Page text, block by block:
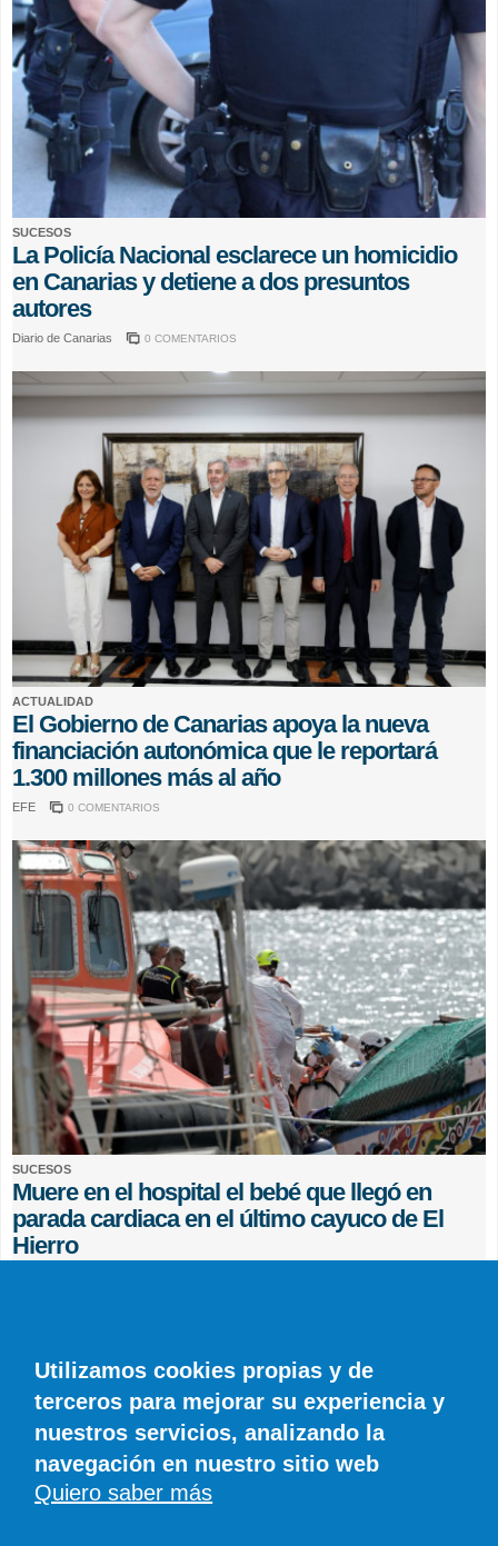
SUCESOS
La Policía Nacional esclarece un homicidio
en Canarias y detiene a dos presuntos
autores
Diario de Canarias 0 COMENTARIOS
ACTUALIDAD
El Gobierno de Canarias apoya la nueva
financiación autonómica que le reportará
1.300 millones más al año
EFE 0 COMENTARIOS
SUCESOS
Muere en el hospital el bebé que llegó en
parada cardiaca en el último cayuco de El
Hierro
© SIROCO INFORMACIÓN SL | Tel. 828 081 655 | Móvil y WhatsApp 606 845
886 |info@diariodelanzarote.com
Utilizamos cookies propias y de
terceros para mejorar su experiencia y
nuestros servicios, analizando la
navegación en nuestro sitio web
Quiero saber más